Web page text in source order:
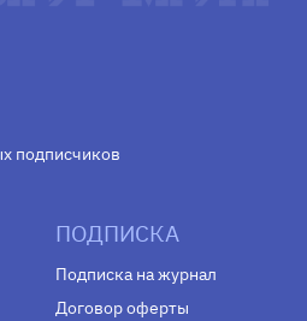
подписчиков
ПОДПИСКА
Подписка на журнал
Договор оферты